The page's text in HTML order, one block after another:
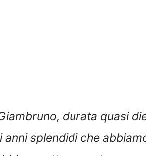
durata quasi
splendidi che